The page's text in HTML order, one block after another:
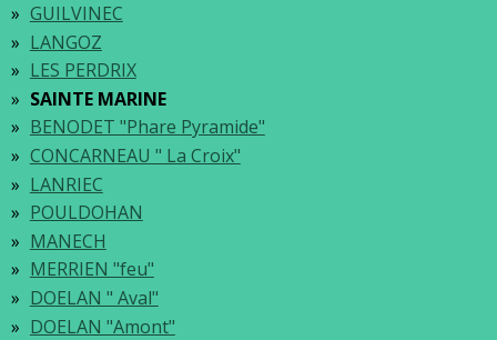
GUILVINEC
LANGOZ
LES PERDRIX
SAINTE MARINE
BENODET "Phare Pyramide"
CONCARNEAU " La Croix"
LANRIEC
POULDOHAN
MANECH
MERRIEN "feu"
DOELAN " Aval"
DOELAN "Amont"